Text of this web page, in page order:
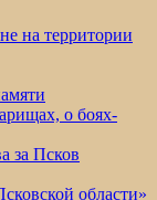
на территории
о боях-
за Псков
области»